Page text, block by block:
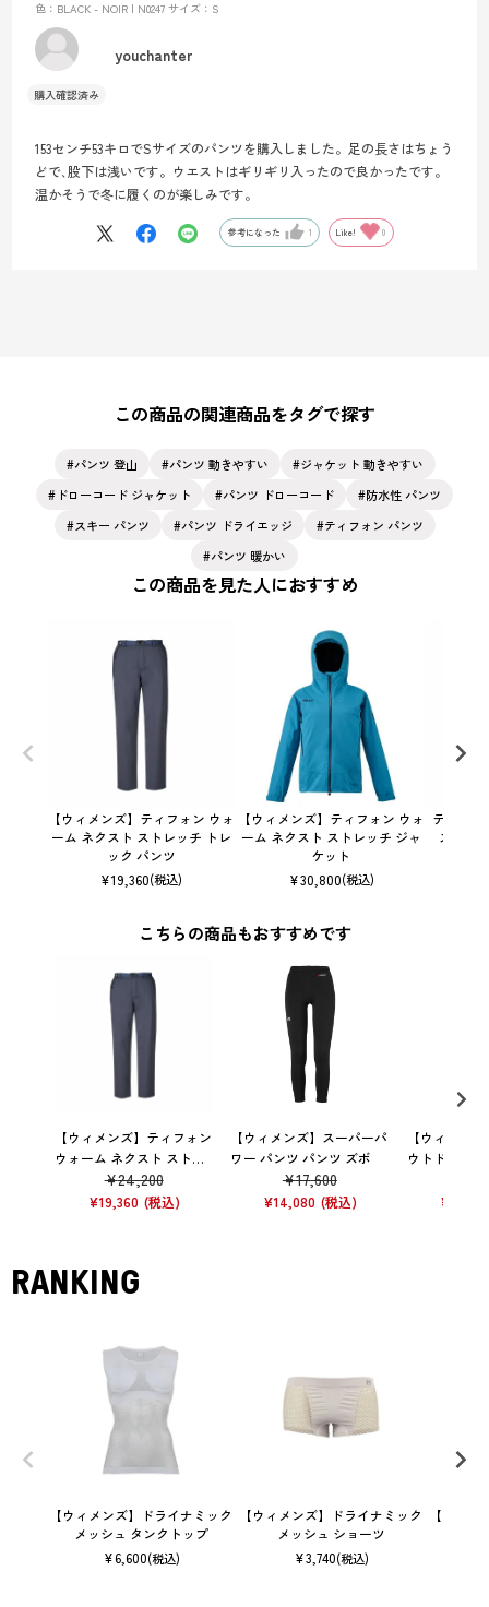
色：BLACK - NOIR | N0247 サイズ：S
youchanter
153センチ53キロでSサイズのパンツを購入しました。足の長さはちょう
どで､股下は浅いです。ウエストはギリギリ入ったので良かったです。
温かそうで冬に履くのが楽しみです。
参考になった 1 Like! 0
この商品の関連商品をタグで探す
パンツ 登山 パンツ 動きやすい
ジャケット 動きやすい
ドローコード ジャケット
パンツ ドローコード
防水性 パンツ
スキー パンツ
パンツ ドライエッジ
ティフォン パンツ
パンツ 暖かい
この商品を見た人におすすめ
【ウィメンズ】ティフォン ウォ
ーム ネクスト ストレッチ トレ
ック パンツ
¥19,360(税込)
【ウィメンズ】ティフォン ウォ
ーム ネクスト ストレッチ ジャ
ケット
¥30,800(税込)
ティフ
ストレ
こちらの商品もおすすめです
【ウィメンズ】ティフォン
ウォーム ネクスト ストレ
ッチ トレック パンツ パン
ツ ズボン トレッキング
¥24,200
¥19,360
【ウィメンズ】スーパーパ
ワー パンツ パンツ ズボ
¥17,600
¥14,080
【ウィメン
ウトドア XC
¥
RANKING
【ウィメンズ】ドライナミック
メッシュ タンクトップ
¥6,600(税込)
【ウィメンズ】ドライナミック
メッシュ ショーツ
¥3,740(税込)
【ユニ